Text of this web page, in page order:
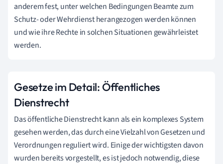
anderem fest, unter welchen Bedingungen Beamte zum
Schutz- oder Wehrdienst herangezogen werden können
und wie ihre Rechte in solchen Situationen gewährleistet
werden.
Gesetze im Detail: Öffentliches
Dienstrecht
Das öffentliche Dienstrecht kann als ein komplexes System
gesehen werden, das durch eine Vielzahl von Gesetzen und
Verordnungen reguliert wird. Einige der wichtigsten davon
wurden bereits vorgestellt, es ist jedoch notwendig, diese